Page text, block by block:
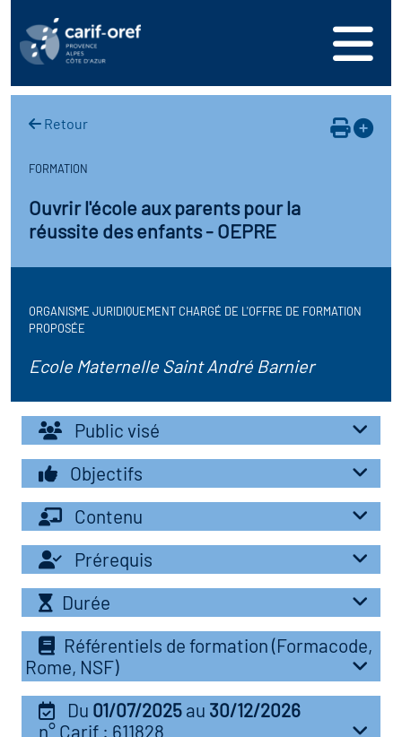
formation
en région
en santé et sécurité au
les métiers
clés métiers et
lieu d'information ou
Régional d’Observation
des métiers en
des transitions
de l'Economie
Solidaire (ESS)
du secteur sanitaire
de l'Industrie
votre offre de
Retour
FORMATION
Ouvrir l'école aux parents pour la
réussite des enfants - OEPRE
ORGANISME JURIDIQUEMENT CHARGÉ DE L'OFFRE DE FORMATION
PROPOSÉE
Ecole Maternelle Saint André Barnier
Public visé
Objectifs
Contenu
Prérequis
Durée
Référentiels de formation (Formacode,
Rome, NSF)
Du 01/07/2025 au 30/12/2026
n° Carif : 611828